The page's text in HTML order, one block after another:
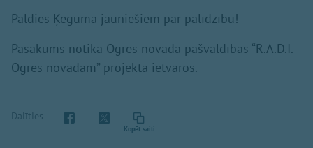
Paldies Ķeguma jauniešiem par palīdzību!
Pasākums notika Ogres novada pašvaldības “R.A.D.I.
Ogres novadam” projekta ietvaros.
Dalīties
Kopēt saiti